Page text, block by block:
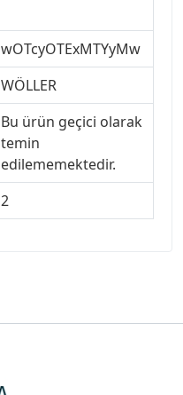
wOTcyOTExMTYyMw
WÖLLER
Bu ürün geçici olarak
temin
edilememektedir.
2